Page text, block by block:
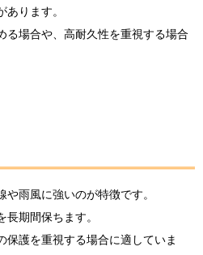
ります。
る場合や、高耐久性を重視する場合
や雨風に強いのが特徴です。
期間保ちます。
保護を重視する場合に適していま